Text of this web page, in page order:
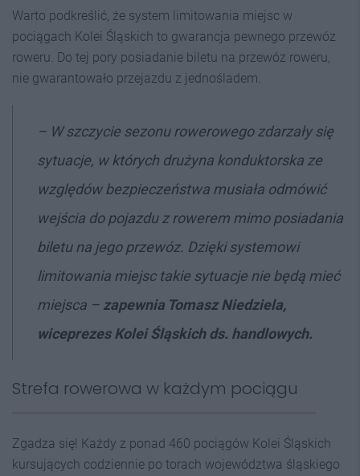
Warto podkreślić, że system limitowania miejsc w
pociągach Kolei Śląskich to gwarancja pewnego przewóz
roweru. Do tej pory posiadanie biletu na przewóz roweru,
nie gwarantowało przejazdu z jednośladem.
– W szczycie sezonu rowerowego zdarzały się
sytuacje, w których drużyna konduktorska ze
względów bezpieczeństwa musiała odmówić
wejścia do pojazdu z rowerem mimo posiadania
biletu na jego przewóz. Dzięki systemowi
limitowania miejsc takie sytuacje nie będą mieć
miejsca – zapewnia Tomasz Niedziela,
wiceprezes Kolei Śląskich ds. handlowych.
Strefa rowerowa w każdym pociągu
Zgadza się! Każdy z ponad 460 pociągów Kolei Śląskich
kursujących codziennie po torach województwa śląskiego